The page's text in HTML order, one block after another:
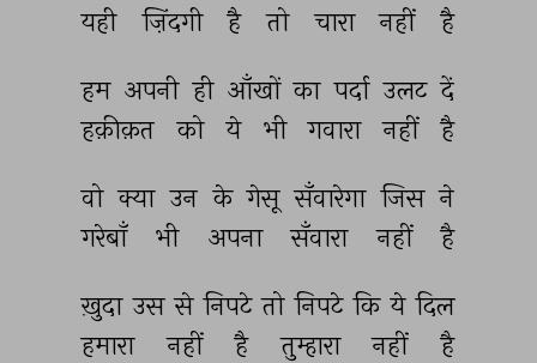
यही
ज़िंदगी है तो चारा नहीं है
हम अपनी ही आँखों का पर्दा उलट दें
हक़ीक़त
को ये भी गवारा नहीं है
वो क्या उन के गेसू सँवारेगा जिस ने
गरेबाँ
भी अपना सँवारा नहीं है
ख़ुदा उस से निपटे तो निपटे कि ये दिल
हमारा
नहीं है तुम्हारा नहीं है